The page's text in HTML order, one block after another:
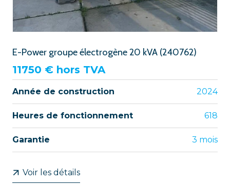
E-Power groupe électrogène 20 kVA (240762)
11750 € hors TVA
Année de construction 2024
Heures de fonctionnement 618
Garantie 3 mois
Voir les détails